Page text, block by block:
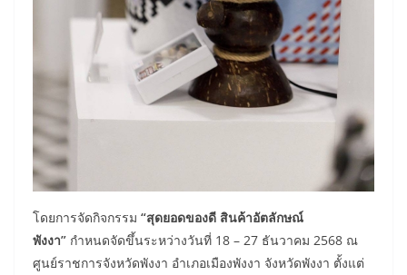
โดยการจัดกิจกรรม “สุดยอดของดี สินค้าอัตลักษณ์
พังงา” กำหนดจัดขึ้นระหว่างวันที่ 18 – 27 ธันวาคม 2568 ณ
ศูนย์ราชการจังหวัดพังงา อำเภอเมืองพังงา จังหวัดพังงา ตั้งแต่